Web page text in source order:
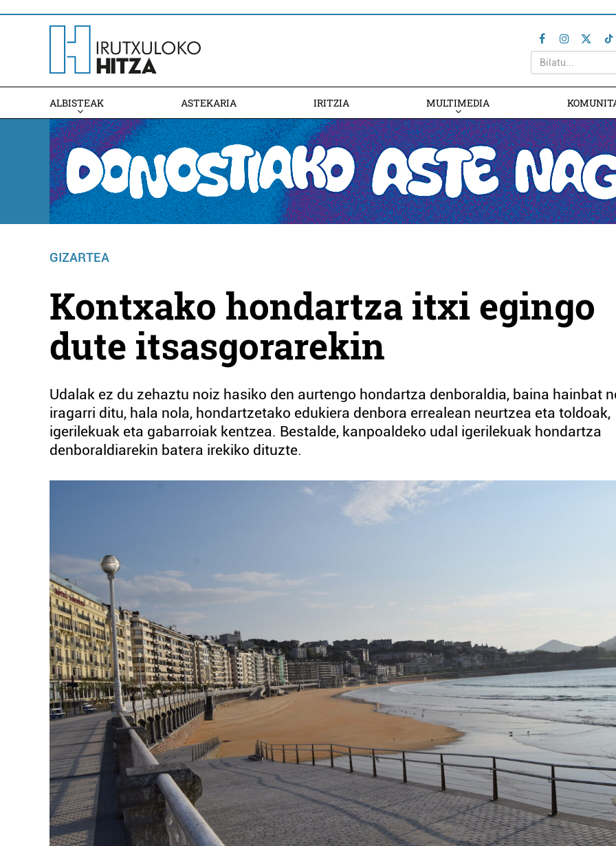
ALBISTEAK ASTEKARIA IRITZIA MULTIMEDIA
GIZARTEA
Kontxako hondartza itxi egingo
dute itsasgorarekin
Udalak ez du zehaztu noiz hasiko den aurtengo hondartza denboraldia, baina hainbat
iragarri ditu, hala nola, hondartzetako edukiera denbora errealean neurtzea eta toldoak,
igerilekuak eta gabarroiak kentzea. Bestalde, kanpoaldeko udal igerilekuak hondartza
denboraldiarekin batera irekiko dituzte.